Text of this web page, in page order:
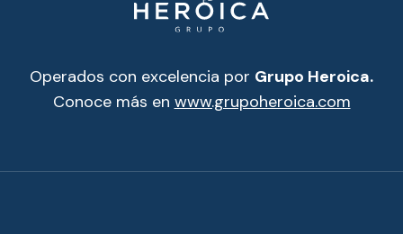
Operados con excelencia por Grupo Heroica.
Conoce más en www.grupoheroica.com